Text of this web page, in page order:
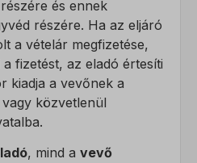
és ennek
részére. Ha az eljáró
a vételár megfizetése,
fizetést, az eladó értesíti
kiadja a vevőnek a
közvetlenül
, mind a vevő
számunkra, hogy betekintést
kapcsolatba látogatóink a
megjelenítése
fél hirdetői vagy kiadói
teszik meg különböző